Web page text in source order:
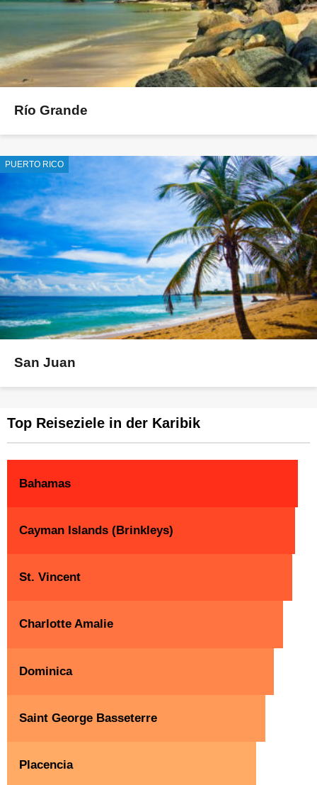
Río Grande
PUERTO RICO
San Juan
Top Reiseziele in der Karibik
Bahamas
Cayman Islands (Brinkleys)
St. Vincent
Charlotte Amalie
Dominica
Saint George Basseterre
Placencia